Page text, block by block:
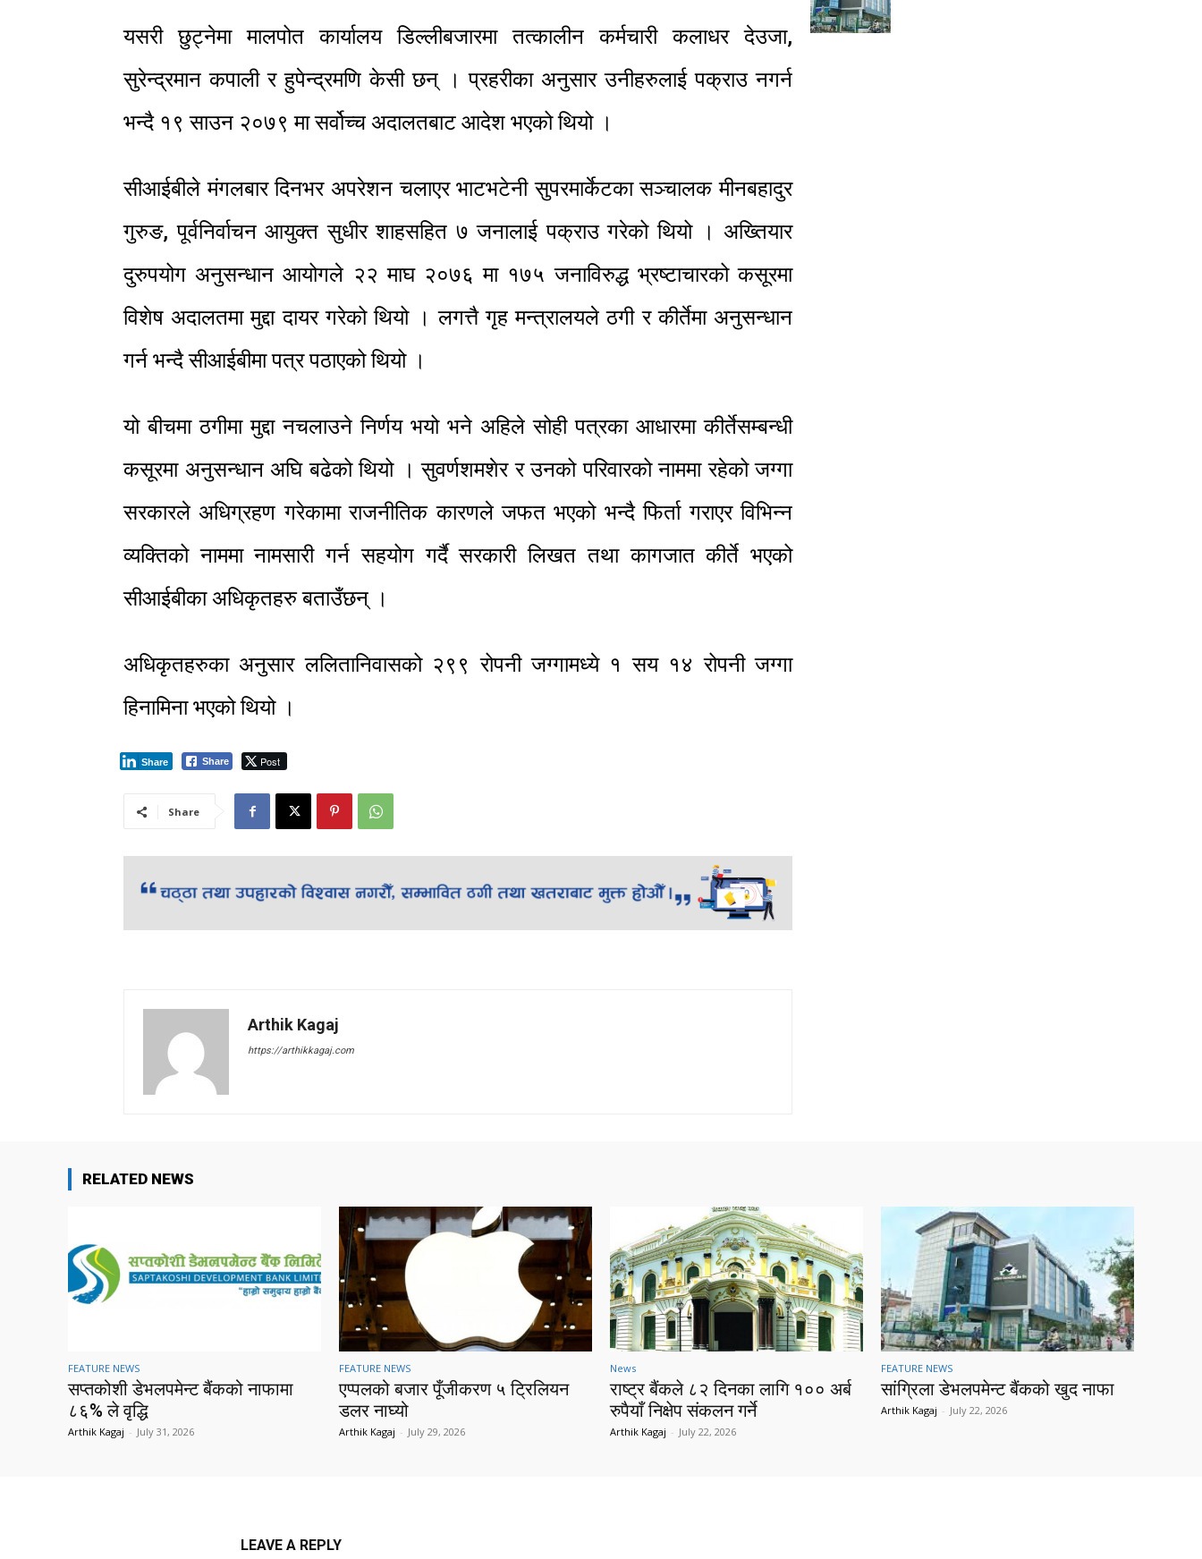
यसरी छुट्नेमा मालपोत कार्यालय डिल्लीबजारमा तत्कालीन कर्मचारी कलाधर देउजा,
सुरेन्द्रमान कपाली र हुपेन्द्रमणि केसी छन् । प्रहरीका अनुसार उनीहरुलाई पक्राउ नगर्न
भन्दै १९ साउन २०७९ मा सर्वोच्च अदालतबाट आदेश भएको थियो ।
सीआईबीले मंगलबार दिनभर अपरेशन चलाएर भाटभटेनी सुपरमार्केटका सञ्चालक मीनबहादुर
गुरुङ, पूर्वनिर्वाचन आयुक्त सुधीर शाहसहित ७ जनालाई पक्राउ गरेको थियो । अख्तियार
दुरुपयोग अनुसन्धान आयोगले २२ माघ २०७६ मा १७५ जनाविरुद्ध भ्रष्टाचारको कसूरमा
विशेष अदालतमा मुद्दा दायर गरेको थियो । लगत्तै गृह मन्त्रालयले ठगी र कीर्तेमा अनुसन्धान
गर्न भन्दै सीआईबीमा पत्र पठाएको थियो ।
यो बीचमा ठगीमा मुद्दा नचलाउने निर्णय भयो भने अहिले सोही पत्रका आधारमा कीर्तेसम्बन्धी
कसूरमा अनुसन्धान अघि बढेको थियो । सुवर्णशमशेर र उनको परिवारको नाममा रहेको जग्गा
सरकारले अधिग्रहण गरेकामा राजनीतिक कारणले जफत भएको भन्दै फिर्ता गराएर विभिन्न
व्यक्तिको नाममा नामसारी गर्न सहयोग गर्दै सरकारी लिखत तथा कागजात कीर्ते भएको
सीआईबीका अधिकृतहरु बताउँछन् ।
अधिकृतहरुका अनुसार ललितानिवासको २९९ रोपनी जग्गामध्ये १ सय १४ रोपनी जग्गा
हिनामिना भएको थियो ।
Share Post
Share
Share
Arthik Kagaj
https://arthikkagaj.com
RELATED NEWS
FEATURE NEWS
सप्तकोशी डेभलपमेन्ट बैंकको नाफामा
८६% ले वृद्धि
Arthik Kagaj - July 31, 2026
FEATURE NEWS
एप्पलको बजार पूँजीकरण ५ ट्रिलियन
डलर नाघ्यो
Arthik Kagaj - July 29, 2026
News
राष्ट्र बैंकले ८२ दिनका लागि १०० अर्ब
रुपैयाँ निक्षेप संकलन गर्ने
Arthik Kagaj - July 22, 2026
FEATURE NEWS
सांग्रिला डेभलपमेन्ट बैंकको खुद नाफा
Arthik Kagaj - July 22, 2026
LEAVE A REPLY